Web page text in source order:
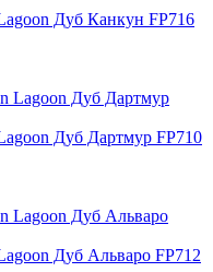
Дуб Канкун FP716
Дуб Дартмур FP710
Дуб Альваро FP712